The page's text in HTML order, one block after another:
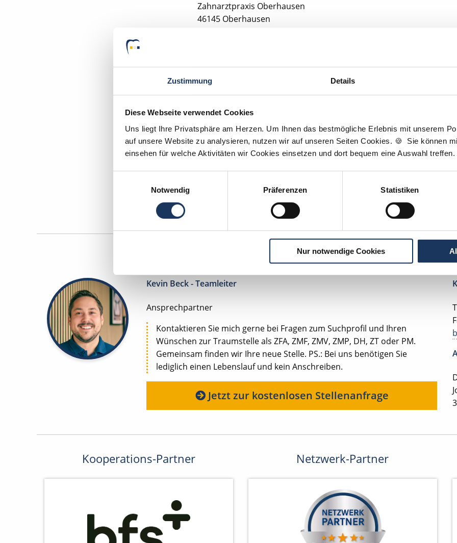
Zustimmung Details
Diese Webseite verwendet Cookies
Uns liegt Ihre Privatsphäre am Herzen. Um Ihnen das bestmögliche Erlebnis mit unserem
auf unsere Website zu analysieren, nutzen wir auf unseren Seiten Cookies. 🍪 Sie können
einsehen für welche Aktivitäten wir Cookies einsetzen und dort bequem eine Auswahl treffen.
Notwendig
Präferenzen Statistiken
Nur notwendige Cookies
Zahnarztpraxis Oberhausen
46145 Oberhausen
Maschinenlesbare Version:Stellenangebot als Markdown (CC BY 4.0)
Ihr persönlicher Betreuer
Kevin Beck - Teamleiter
Ansprechpartner
Kontaktieren Sie mich gerne bei Fragen zum Suchprofil und Ihren
Wünschen zur Traumstelle als ZFA, ZMF, ZMV, ZMP, DH, ZT oder PM.
Gemeinsam finden wir Ihre neue Stelle. PS.: Bei uns benötigen Sie
lediglich einen Lebenslauf und kein Anschreiben.
Jetzt zur kostenlosen Stellenanfrage
Kooperations-Partner Netzwerk-Partner